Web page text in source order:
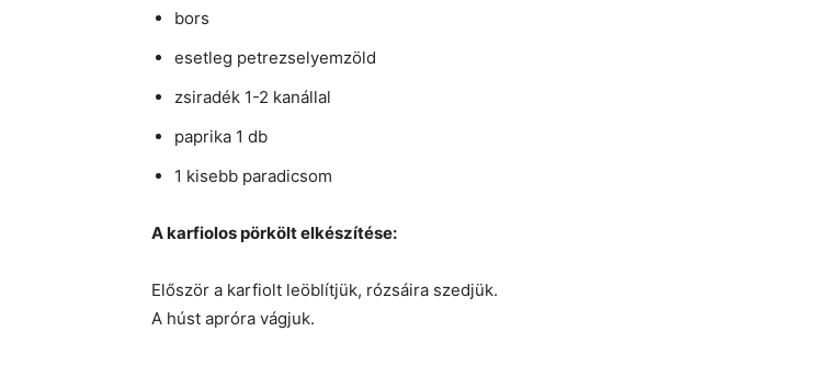
bors
esetleg petrezselyemzöld
zsiradék 1-2 kanállal
paprika 1 db
1 kisebb paradicsom
A karfiolos pörkölt elkészítése:
Először a karfiolt leöblítjük, rózsáira szedjük.
A húst apróra vágjuk.